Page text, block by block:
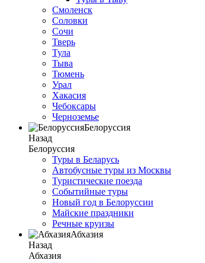
Смоленск
Соловки
Сочи
Тверь
Тула
Тыва
Тюмень
Урал
Хакасия
Чебоксары
Черноземье
Белоруссия
Назад
Белоруссия
Туры в Беларусь
Автобусные туры из Москвы
Туристические поезда
Событийные туры
Новый год в Белоруссии
Майские праздники
Речные круизы
Абхазия
Назад
Абхазия